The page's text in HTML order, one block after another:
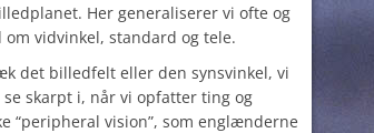
Her generaliserer vi ofte og
vidvinkel, standard og tele.
det billedfelt eller den synsvinkel, vi
skarpt i, når vi opfatter ting og
“peripheral vision”, som englænderne